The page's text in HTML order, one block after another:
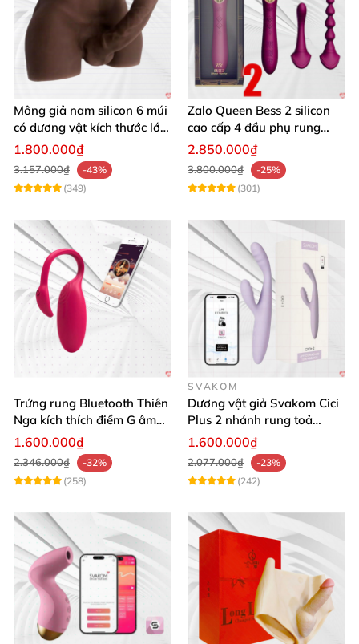
Mông giả nam silicon 6 múi
có dương vật kích thước lớn
cực thật
1.800.000₫
3.157.000₫
-43%
(349)
Zalo Queen Bess 2 silicon
cao cấp 4 đầu phụ rung
nhiệt đa điểm
2.850.000₫
3.800.000₫
-25%
(301)
Trứng rung Bluetooth Thiên
Nga kích thích điểm G âm
vật thay đổi không khí yêu
1.600.000₫
2.346.000₫
-32%
(258)
SVAKOM
Dương vật giả Svakom Cici
Plus 2 nhánh rung toả
nhiệt, điều khiển app
1.600.000₫
2.077.000₫
-23%
(242)